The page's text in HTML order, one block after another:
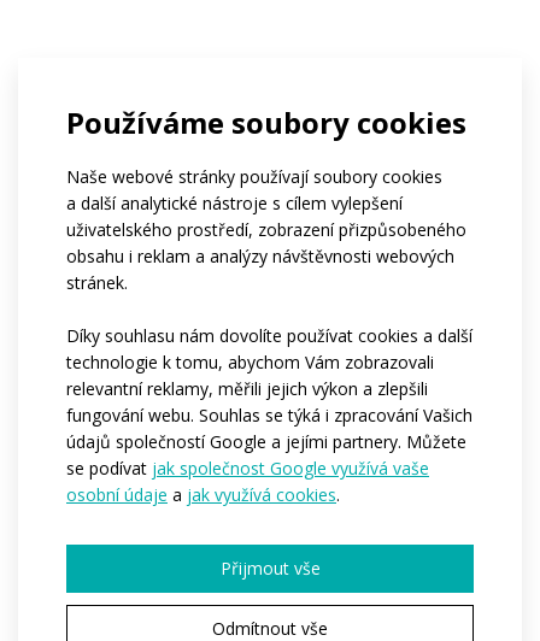
Používáme soubory cookies
Naše webové stránky používají soubory cookies
a další analytické nástroje s cílem vylepšení
uživatelského prostředí, zobrazení přizpůsobeného
obsahu i reklam a analýzy návštěvnosti webových
stránek.
Díky souhlasu nám dovolíte používat cookies a další
technologie k tomu, abychom Vám zobrazovali
relevantní reklamy, měřili jejich výkon a zlepšili
fungování webu. Souhlas se týká i zpracování Vašich
údajů společností Google a jejími partnery. Můžete
se podívat jak společnost Google využívá vaše
osobní údaje a jak využívá cookies.
Přijmout vše
Odmítnout vše
Časté dotazy
Kolik tento produkt stojí?
Od kolika kusů lze produkt
objednat?
Které části produktu mohou být
potištěné?
Je potisk zahrnutý v ceně, nebo se